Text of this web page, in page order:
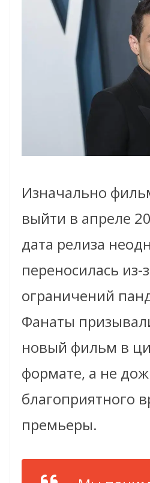
Изначально
выйти в апреле
дата релиза
переносилась из-
ограничений
Фанаты
новый фильм в
формате, а не
благоприятного
премьеры.